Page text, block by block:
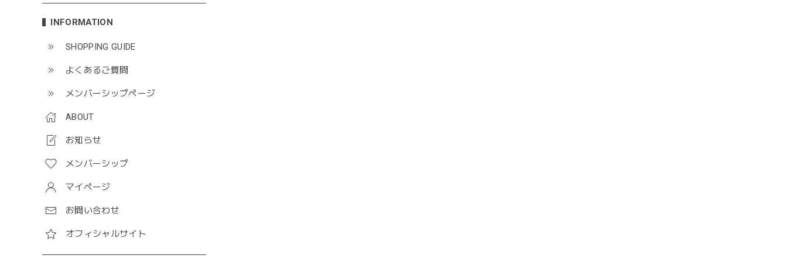
INFORMATION
SHOPPING GUIDE
よくあるご質問
メンバーシップページ
ABOUT
お知らせ
メンバーシップ
マイページ
お問い合わせ
オフィシャルサイト